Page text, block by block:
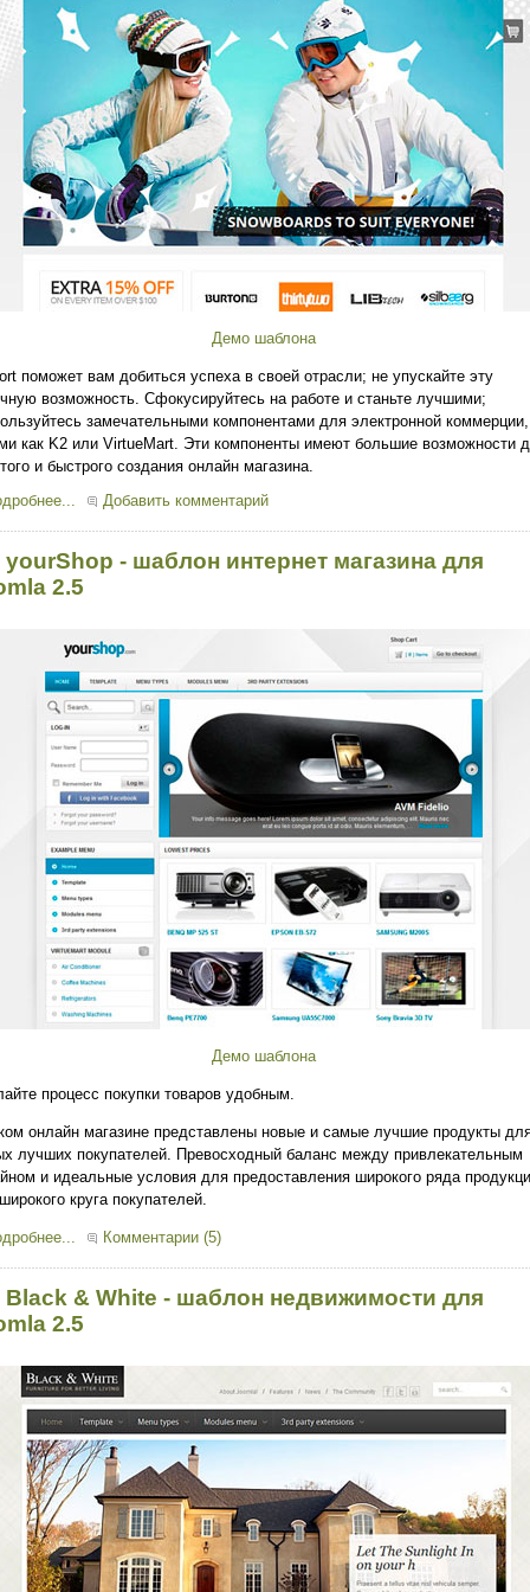
Демо шаблона
поможет вам добиться успеха в своей отрасли; не упускайте эту
возможность. Сфокусируйтесь на работе и станьте лучшими;
замечательными компонентами для электронной коммерции,
как K2 или VirtueMart. Эти компоненты имеют большие возможности
и быстрого создания онлайн магазина.
Добавить комментарий
yourShop - шаблон интернет магазина для
2.5
Демо шаблона
процесс покупки товаров удобным.
онлайн магазине представлены новые и самые лучшие продукты
лучших покупателей. Превосходный баланс между привлекательным
и идеальные условия для предоставления широкого ряда
круга покупателей.
Комментарии (5)
Black & White - шаблон недвижимости для
2.5